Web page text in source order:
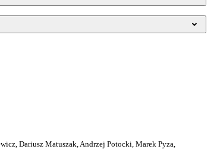
Dariusz Matuszak, Andrzej Potocki, Marek Pyza,